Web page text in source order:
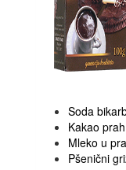
Soda
Kakao prah
Mleko u
Pšenični